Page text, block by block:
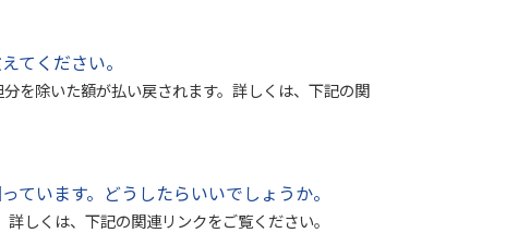
てください。
を除いた額が払い戻されます。詳しくは、下記の関
ています。どうしたらいいでしょうか。
しくは、下記の関連リンクをご覧ください。